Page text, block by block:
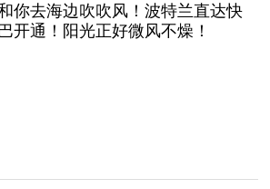
你去海边吹吹风！波特兰直达快
开通！阳光正好微风不燥！